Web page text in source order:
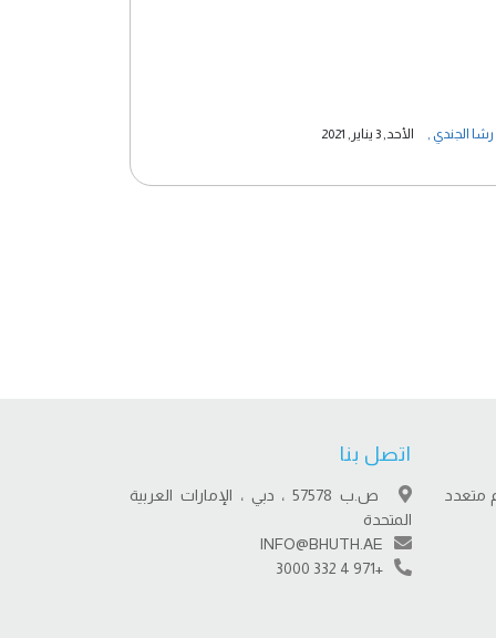
رشا الجندي الأحد, 3 يناير, 2021
متعدد
اتصل بنا
ص.ب 57578 ، دبي ، الإمارات العربية
المتحدة
INFO@BHUTH.AE
+971 4 332 3000